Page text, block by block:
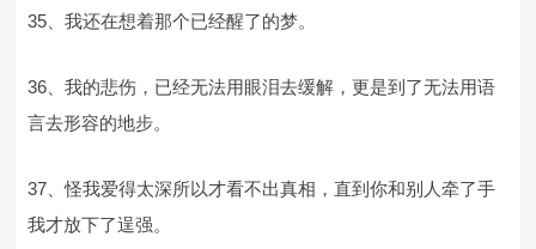
35、我还在想着那个已经醒了的梦。
36、我的悲伤，已经无法用眼泪去缓解，更是到了无法用语
言去形容的地步。
37、怪我爱得太深所以才看不出真相，直到你和别人牵了手
我才放下了逞强。